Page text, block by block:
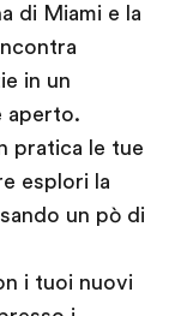
di Miami e la
in un
aperto.
pratica le tue
esplori la
un pò di
i tuoi nuovi